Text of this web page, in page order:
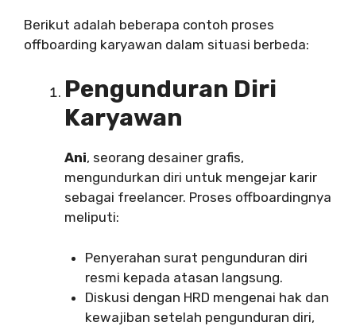
Berikut adalah beberapa contoh proses
offboarding karyawan dalam situasi berbeda:
Pengunduran Diri
Karyawan
Ani, seorang desainer grafis,
mengundurkan diri untuk mengejar karir
sebagai freelancer. Proses offboardingnya
meliputi:
Penyerahan surat pengunduran diri
resmi kepada atasan langsung.
Diskusi dengan HRD mengenai hak dan
kewajiban setelah pengunduran diri,